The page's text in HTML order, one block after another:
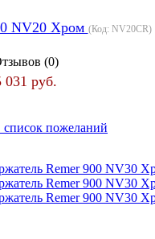
NV20 Хром (Код: NV20CR)
(0)
031 руб.
пожеланий